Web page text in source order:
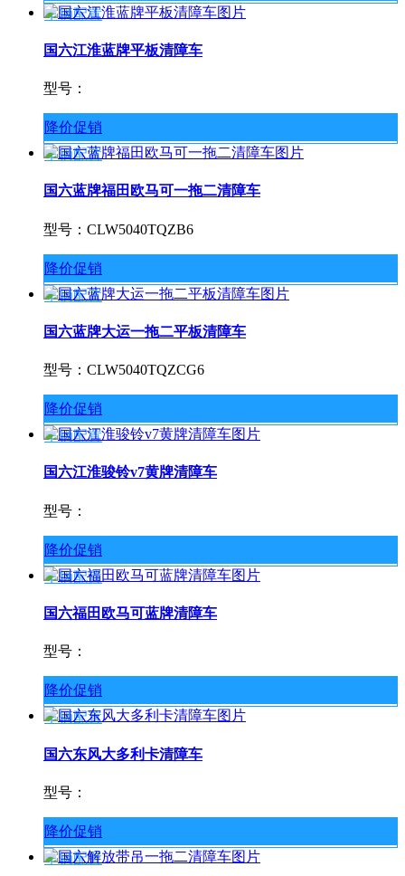
车辆配置
国六江淮蓝牌平板清障车
型号：
降价促销
车辆配置
国六蓝牌福田欧马可一拖二清障车
型号：CLW5040TQZB6
降价促销
车辆配置
国六蓝牌大运一拖二平板清障车
型号：CLW5040TQZCG6
降价促销
车辆配置
国六江淮骏铃v7黄牌清障车
型号：
降价促销
车辆配置
国六福田欧马可蓝牌清障车
型号：
降价促销
车辆配置
国六东风大多利卡清障车
型号：
降价促销
车辆配置